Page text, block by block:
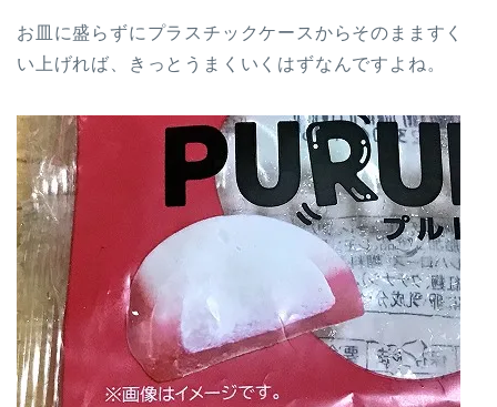
お皿に盛らずにプラスチックケースからそのまますく
い上げれば、きっとうまくいくはずなんですよね。